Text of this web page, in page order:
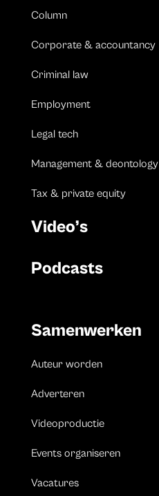
Column
Corporate & accountancy
Criminal law
Employment
Legal tech
Management & deontology
Tax & private equity
Video’s
Podcasts
Samenwerken
Auteur worden
Adverteren
Videoproductie
Events organiseren
Vacatures